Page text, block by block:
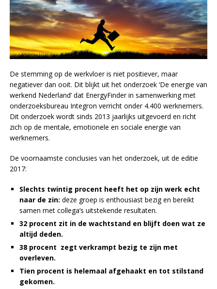
De stemming op de werkvloer is niet positiever, maar
negatiever dan ooit. Dit blijkt uit het onderzoek ‘De energie van
werkend Nederland’ dat EnergyFinder in samenwerking met
onderzoeksbureau Integron verricht onder 4.400 werknemers.
Dit onderzoek wordt sinds 2013 jaarlijks uitgevoerd en richt
zich op de mentale, emotionele en sociale energie van
werknemers.
De voornaamste conclusies van het onderzoek, uit de editie
2017:
Slechts twintig procent heeft het op zijn werk echt
naar de zin: deze groep is enthousiast bezig en bereikt
samen met collega’s uitstekende resultaten.
32 procent zit in de wachtstand en blijft doen wat ze
altijd deden.
38 procent zegt verkrampt bezig te zijn met
overleven.
Tien procent is helemaal afgehaakt en tot stilstand
gekomen.